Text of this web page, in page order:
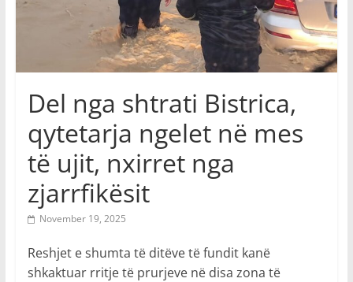
Del nga shtrati Bistrica,
qytetarja ngelet në mes
të ujit, nxirret nga
zjarrfikësit
November 19, 2025
Reshjet e shumta të ditëve të fundit kanë
shkaktuar rritje të prurjeve në disa zona të